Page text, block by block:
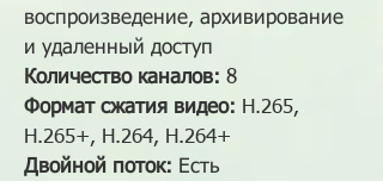
воспроизведение, архивирование
и удаленный доступ
Количество каналов: 8
Формат сжатия видео: H.265,
H.265+, H.264, H.264+
Двойной поток: Есть